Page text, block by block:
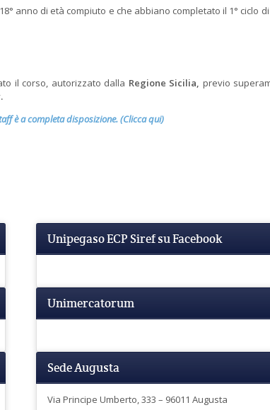
anno di età compiuto e che abbiano completato il 1° ciclo
il corso, autorizzato dalla Regione Sicilia, previo
è a completa disposizione. (Clicca qui)
Unipegaso ECP Siref su Facebook
Unimercatorum
Sede Augusta
Via Principe Umberto, 333 – 96011 Augusta